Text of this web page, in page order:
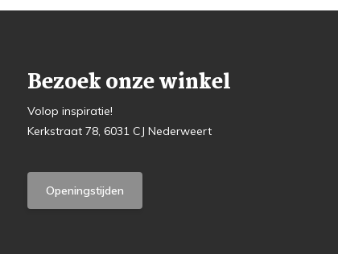
Bezoek onze winkel
Volop inspiratie!
Kerkstraat 78, 6031 CJ Nederweert
Openingstijden